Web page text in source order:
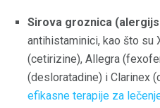
Sirova groznica
antihistaminici, kao što su
(cetirizine), Allegra
(desloratadine) i Clarinex
efikasne terapije za